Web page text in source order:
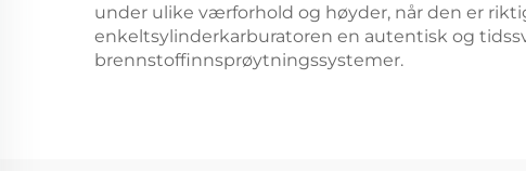
under ulike værforhold og høyder, når den er
enkeltsylinderkarburatoren en autentisk og
brennstoffinnsprøytningssystemer.